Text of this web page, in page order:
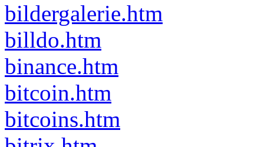
bildergalerie.htm
billdo.htm
binance.htm
bitcoin.htm
bitcoins.htm